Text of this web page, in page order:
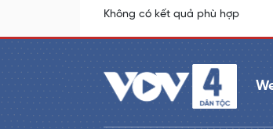
Không có kết quả phù hợp